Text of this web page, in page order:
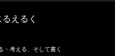
るえるく
・考える、そして書く